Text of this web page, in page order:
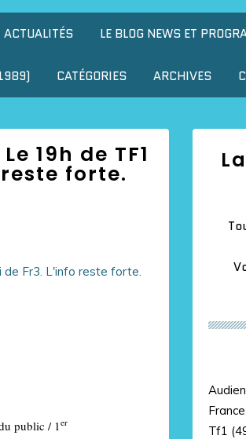
ACTUALITÉS LE BLOG NEWS ET
CATÉGORIES ARCHIVES
19h de TF1
forte.
public / 1er
Tf1